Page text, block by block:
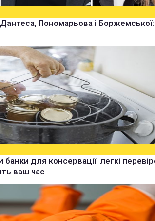
Пономарьова і Боржемської:
для консервації: легкі
ваш час